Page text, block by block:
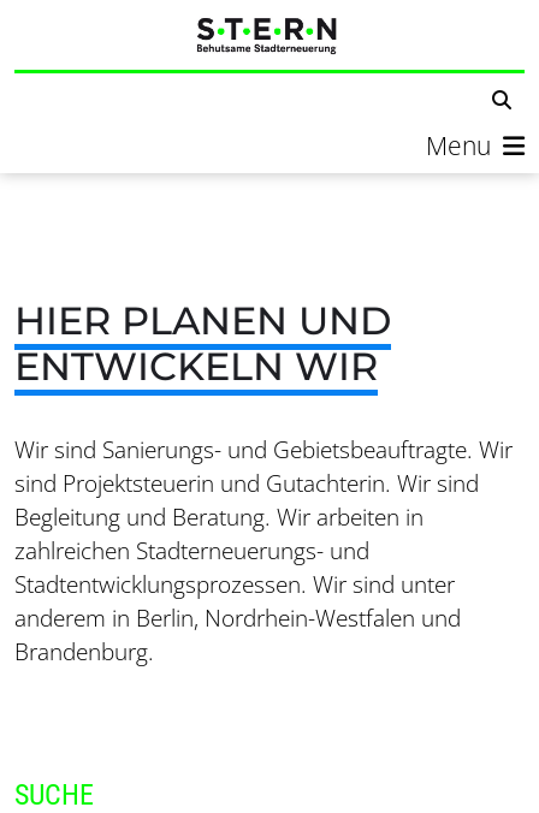
Menu
HIER PLANEN UND
ENTWICKELN WIR
Wir sind Sanierungs- und Gebietsbeauftragte. Wir
sind Projektsteuerin und Gutachterin. Wir sind
Begleitung und Beratung. Wir arbeiten in
zahlreichen Stadterneuerungs- und
Stadtentwicklungsprozessen. Wir sind unter
anderem in Berlin, Nordrhein-Westfalen und
Brandenburg.
SUCHE